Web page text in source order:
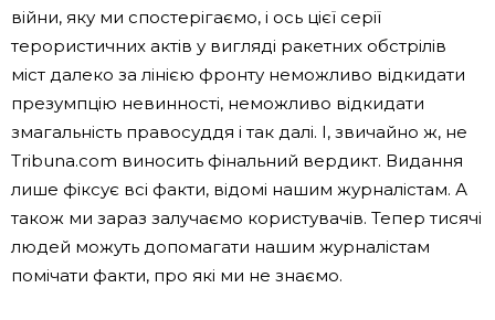
війни, яку ми спостерігаємо, і ось цієї серії
терористичних актів у вигляді ракетних обстрілів
міст далеко за лінією фронту неможливо відкидати
презумпцію невинності, неможливо відкидати
змагальність правосуддя і так далі. І, звичайно ж, не
Tribuna.com виносить фінальний вердикт. Видання
лише фіксує всі факти, відомі нашим журналістам. А
також ми зараз залучаємо користувачів. Тепер тисячі
людей можуть допомагати нашим журналістам
помічати факти, про які ми не знаємо.